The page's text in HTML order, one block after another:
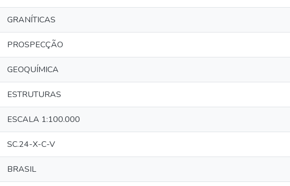
GRANÍTICAS
PROSPECÇÃO
GEOQUÍMICA
ESTRUTURAS
ESCALA 1:100.000
SC.24-X-C-V
BRASIL